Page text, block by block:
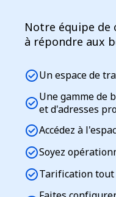
Notre équipe de
à répondre aux
check_circleUn espace de
check_circleUne gamme de
et d'adresses
check_circleAccédez à
check_circleSoyez
check_circleTarification tout